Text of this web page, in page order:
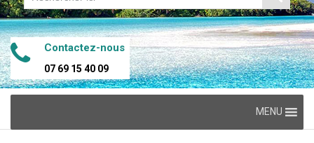
Contactez-nous
07 69 15 40 09
MENU